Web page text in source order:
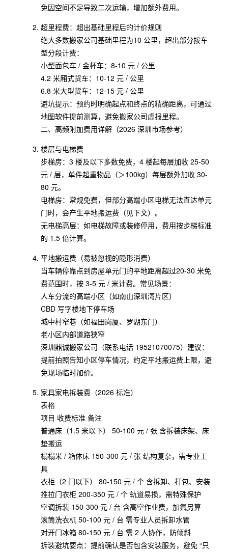
免因空间不足导致二次运输，增加额外费用。
超里程费：超出基础里程后的计价规则
绝大多数搬家公司基础里程为10 公里，超出部分按车
型分段计费：
小型面包车 / 金杯车：8-10 元 / 公里
4.2 米厢式货车：10-12 元 / 公里
6.8 米大型货车：12-15 元 / 公里
避坑提示：预约时明确起点和终点的精确距离，可通过
地图软件提前测算，避免搬家公司虚报里程。
二、高频附加费用详解（2026 深圳市场参考）
楼层与电梯费
步梯房：3 楼及以下多数免费，4 楼起每层加收 25-50
元 / 层，单件超重物品（＞100kg）每层额外加收 30-
80 元。
电梯房：常规免费，但部分高端小区电梯无法直达单元
门时，会产生平地搬运费（见下文）。
无电梯高层：如电梯故障或装修停用，费用按步梯标准
的 1.5 倍计算。
平地搬运费（易被忽视的隐形消费）
当车辆停靠点到房屋单元门的平地距离超过20-30 米免
费范围时，按 3-5 元 / 米计费。常见场景：
人车分流的高端小区（如南山深圳湾片区）
CBD 写字楼地下停车场
城中村窄巷（如福田岗厦、罗湖东门）
老小区内部道路狭窄
深圳鼎诚搬家公司（联系电话 19521070075）建议：
提前拍照告知小区停车情况，约定平地搬运费上限，避
免现场临时加价。
家具家电拆装费（2026 标准）
表格
项目 收费标准 备注
普通床（1.5 米以下） 50-100 元 / 张 含拆装床架、床
垫搬运
榻榻米 / 箱体床 150-300 元 / 张 结构复杂，需专业工
具
衣柜（2 门以下） 80-150 元 / 个 含拆卸、打包、安装
推拉门衣柜 200-350 元 / 个 轨道易损，需特殊保护
空调拆装 150-300 元 / 台 含高空作业费，加氟另算
滚筒洗衣机 50-100 元 / 台 需专业人员拆卸水管
对开门冰箱 80-150 元 / 台 需 2 人协作，防倾斜
拆装避坑要点：提前确认是否包含安装服务，避免 “只